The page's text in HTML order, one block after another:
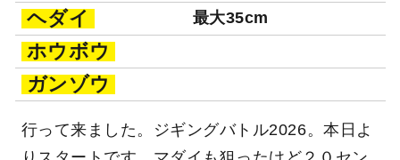
ヘダイ 最大35cm
ホウボウ
ガンゾウ
行って来ました。ジギングバトル2026。本日よ